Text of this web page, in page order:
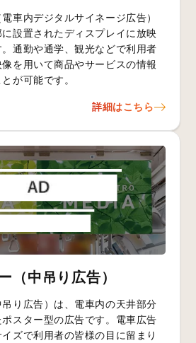
車内デジタルサイネージ広告）
設置されたディスプレイに放映
通勤や通学、観光などで利用者
を用いて商品やサービスの情報
が可能です。
詳細はこちら
（中吊り広告）
り広告）は、電車内の天井部分
スター型の広告です。電車広告
ズで利用者の皆様の目に留まり